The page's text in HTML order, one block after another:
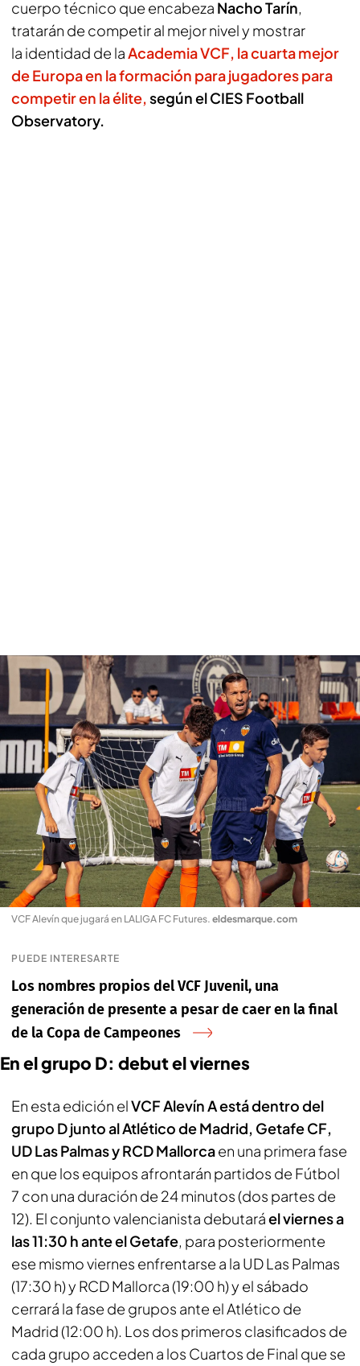
cuerpo técnico que encabeza Nacho Tarín,
tratarán de competir al mejor nivel y mostrar
la identidad de laAcademia VCF, la cuarta mejor
de Europa en la formación para jugadores para
competir en la élite,según el CIES Football
Observatory.
VCF Alevín que jugará en LALIGA FC Futures. eldesmarque.com
PUEDE INTERESARTE
Los nombres propios del VCF Juvenil, una
generación de presente a pesar de caer en la final
de la Copa de Campeones
En el grupo D: debut el viernes
En esta edición elVCF Alevín A está dentro del
grupo D junto al Atlético de Madrid, Getafe CF,
UD Las Palmas y RCD Mallorcaen una primera fase
en que los equipos afrontarán partidos de Fútbol
7 con una duración de 24 minutos (dos partes de
12). El conjunto valencianista debutaráel viernes a
las 11:30 h ante el Getafe, para posteriormente
ese mismo viernes enfrentarse a la UD Las Palmas
(17:30 h) y RCD Mallorca (19:00 h) y el sábado
cerrará la fase de grupos ante el Atlético de
Madrid (12:00 h). Los dos primeros clasificados de
cada grupo acceden a los Cuartos de Final que se